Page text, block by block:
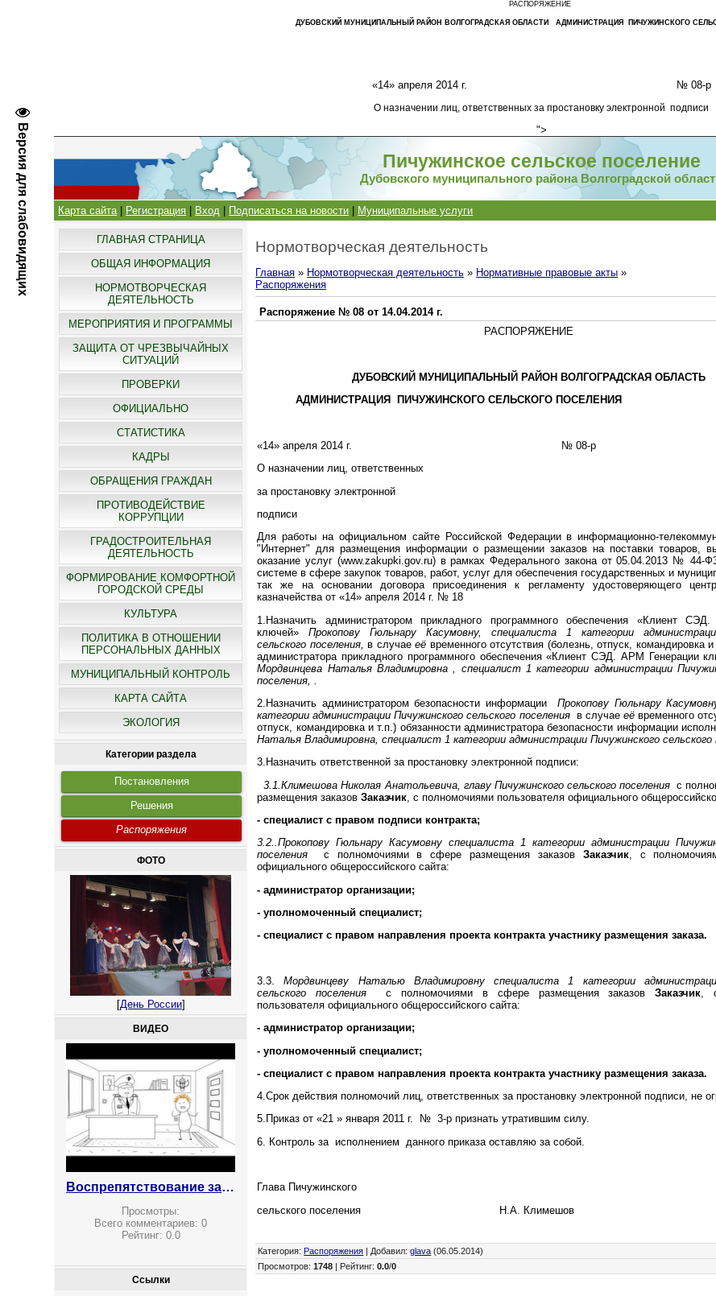
Версия для слабовидящих
РАСПОРЯЖЕНИЕ
ДУБОВСКИЙ МУНИЦИПАЛЬНЫЙ РАЙОН ВОЛГОГРАДСКАЯ ОБЛАСТИ АДМИНИСТРАЦИЯ ПИЧУЖИНСКОГО
«14» апреля 2014 г. № 08-р
О назначении лиц, ответственных за простановку электронной подписи
">
Пичужинское сельское поселение
Дубовского муниципального района Волгоградской
Карта сайта Регистрация Вход Подписаться на новости Муниципальные услуги
ГЛАВНАЯ СТРАНИЦА
ОБЩАЯ ИНФОРМАЦИЯ
НОРМОТВОРЧЕСКАЯ
ДЕЯТЕЛЬНОСТЬ
МЕРОПРИЯТИЯ И ПРОГРАММЫ
ЗАЩИТА ОТ ЧРЕЗВЫЧАЙНЫХ
СИТУАЦИЙ
ПРОВЕРКИ
ОФИЦИАЛЬНО
СТАТИСТИКА
КАДРЫ
ОБРАЩЕНИЯ ГРАЖДАН
ПРОТИВОДЕЙСТВИЕ
КОРРУПЦИИ
ГРАДОСТРОИТЕЛЬНАЯ
ДЕЯТЕЛЬНОСТЬ
ФОРМИРОВАНИЕ КОМФОРТНОЙ
ГОРОДСКОЙ СРЕДЫ
КУЛЬТУРА
ПОЛИТИКА В ОТНОШЕНИИ
ПЕРСОНАЛЬНЫХ ДАННЫХ
МУНИЦИПАЛЬНЫЙ КОНТРОЛЬ
КАРТА САЙТА
ЭКОЛОГИЯ
Категории раздела
Постановления
Решения
Распоряжения
ФОТО
[День России]
ВИДЕО
Воспрепятствование законной предпринимательской деятельности
Просмотры:
Всего комментариев:0
Рейтинг: 0.0
Ссылки
Нормотворческая деятельность
Главная » Нормотворческая деятельность » Нормативные правовые акты »
Распоряжения
Распоряжение № 08 от 14.04.2014 г.
РАСПОРЯЖЕНИЕ
ДУБОВСКИЙ МУНИЦИПАЛЬНЫЙ РАЙОН ВОЛГОГРАДСКАЯ ОБЛАСТЬ
АДМИНИСТРАЦИЯ ПИЧУЖИНСКОГО СЕЛЬСКОГО ПОСЕЛЕНИЯ
«14» апреля 2014 г. № 08-р
О назначении лиц, ответственных
за простановку электронной
подписи
Для работы на официальном сайте Российской Федерации в информационно-
"Интернет" для размещения информации о размещении заказов на поставки товаров,
оказание услуг (www.zakupki.gov.ru) в рамках Федерального закона от 05.04.2013 № 44-
системе в сфере закупок товаров, работ, услуг для обеспечения государственных и
так же на основании договора присоединения к регламенту удостоверяющего
казначейства от «14» апреля 2014 г. № 18
1.Назначить администратором прикладного программного обеспечения «Клиент
ключей»Прокопову Гюльнару Касумовну, специалиста 1 категории
сельского поселения,в случаееё временного отсутствия (болезнь, отпуск, командировка
администратора прикладного программного обеспечения «Клиент СЭД. АРМ Генерации
Мордвинцева Наталья Владимировна , специалист 1 категории администрации
поселения, .
2.Назначить администратором безопасности информации
Прокопову Гюльнару
категории администрации Пичужинского сельского поселения в случае еёвременного
отпуск, командировка и т.п.) обязанности администратора безопасности информации
Наталья Владимировна, специалист 1 категории администрации Пичужинского сельского
3.Назначить ответственной за простановку электронной подписи:
3.1.Климешова Николая Анатольевича, главу Пичужинского сельского поселения с
размещения заказовЗаказчик , с полномочиями пользователя официального
- специалист с правом подписи контракта;
3.2..Прокопову Гюльнару Касумовну специалиста 1 категории администрации
поселения
с полномочиями в сфере размещения заказов Заказчик, с
официального общероссийского сайта:
- администратор организации;
- уполномоченный специалист;
- специалист с правом направления проекта контракта участнику размещения заказа.
3.3.
Мордвинцеву Наталью Владимировну специалиста 1 категории
сельского поселения
с полномочиями в сфере размещения заказовЗаказчик ,
пользователя официального общероссийского сайта:
- администратор организации;
- уполномоченный специалист;
- специалист с правом направления проекта контракта участнику размещения заказа.
4.Срок действия полномочий лиц, ответственных за простановку электронной подписи, не
5.Приказ от «21 » января 2011 г. № 3-р признать утратившим силу.
6. Контроль за исполнением данного приказа оставляю за собой.
Глава Пичужинского
сельского поселения Н.А. Климешов
Категория: Распоряжения Добавил:glava (06.05.2014)
Просмотров:1748 Рейтинг:0.0/0